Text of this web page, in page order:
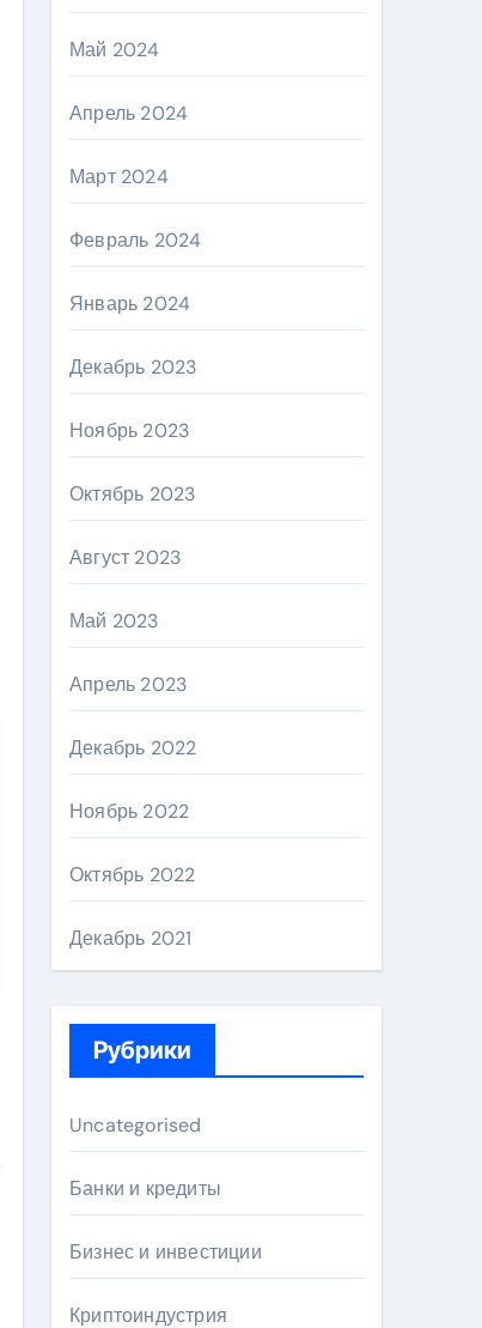
Май 2024
Апрель 2024
Март 2024
Февраль 2024
Январь 2024
Декабрь 2023
Ноябрь 2023
Октябрь 2023
Август 2023
Май 2023
Апрель 2023
Декабрь 2022
Ноябрь 2022
Октябрь 2022
Декабрь 2021
Рубрики
Uncategorised
Банки и кредиты
Бизнес и инвестиции
Криптоиндустрия